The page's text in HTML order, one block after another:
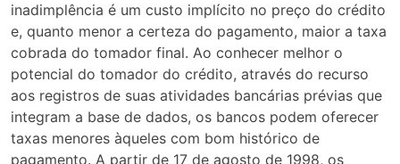
inadimplência é um custo implícito no preço do crédito
e, quanto menor a certeza do pagamento, maior a taxa
cobrada do tomador final. Ao conhecer melhor o
potencial do tomador do crédito, através do recurso
aos registros de suas atividades bancárias prévias que
integram a base de dados, os bancos podem oferecer
taxas menores àqueles com bom histórico de
pagamento. A partir de 17 de agosto de 1998, os